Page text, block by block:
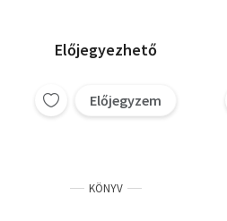
Előjegyezhető
Előjegyzem
KÖNYV